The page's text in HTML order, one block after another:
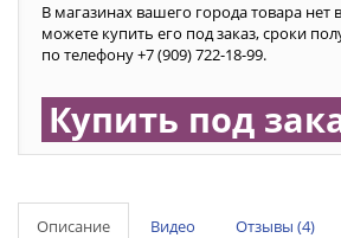
В магазинах вашего города товара нет
можете купить его под заказ, сроки
по телефону +7 (909) 722-18-99.
Купить под
Описание Видео Отзывы (4)